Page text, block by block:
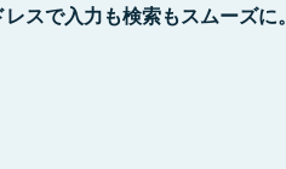
スで入力も検索もスムーズに。